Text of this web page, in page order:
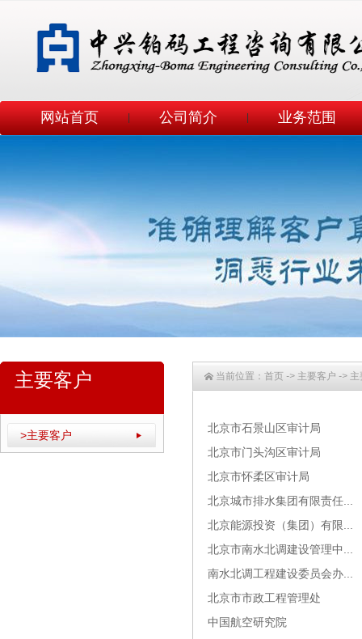
网站首页 公司简介 业务范围
主要客户
>主要客户
当前位置： 首页 -> 主要客户 -> 主
北京市石景山区审计局
北京市门头沟区审计局
北京市怀柔区审计局
北京城市排水集团有限责任...
北京能源投资（集团）有限...
北京市南水北调建设管理中...
南水北调工程建设委员会办...
北京市市政工程管理处
中国航空研究院